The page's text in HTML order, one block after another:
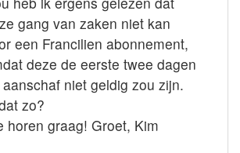
gang van zaken niet kan
een Francilien abonnement,
deze de eerste twee dagen
aanschaf niet geldig zou zijn.
zo?
horen graag! Groet, Kim